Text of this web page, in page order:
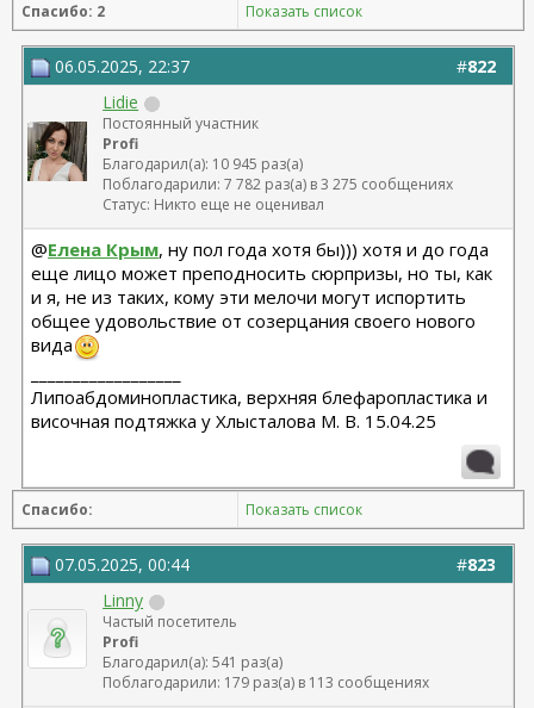
Спасибо: 2 Показать список
#822
06.05.2025, 22:37
Lidie
Постоянный участник
Profi
Благодарил(а): 10 945 раз(а)
Поблагодарили: 7 782 раз(а) в 3 275 сообщениях
Статус: Никто еще не оценивал
@Елена Крым, ну пол года хотя бы))) хотя и до года
еще лицо может преподносить сюрпризы, но ты, как
и я, не из таких, кому эти мелочи могут испортить
общее удовольствие от созерцания своего нового
вида
Липоабдоминопластика, верхняя блефаропластика и
височная подтяжка у Хлысталова М. В. 15.04.25
Спасибо: Показать список
#823
07.05.2025, 00:44
Linny
Частый посетитель
Profi
Благодарил(а): 541 раз(а)
Поблагодарили: 179 раз(а) в 113 сообщениях